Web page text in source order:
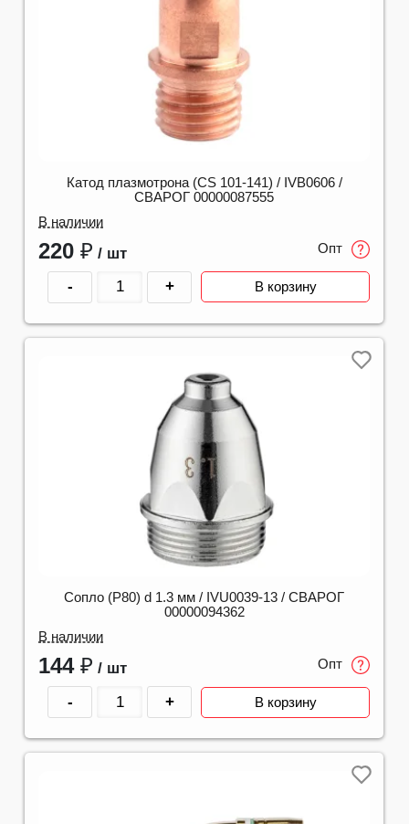
Катод плазмотрона (CS 101-141) / IVB0606 /
СВАРОГ 00000087555
В наличии
220 ₽ / шт Опт
- + В корзину
Сопло (P80) d 1.3 мм / IVU0039-13 / СВАРОГ
00000094362
В наличии
144 ₽ / шт Опт
- + В корзину